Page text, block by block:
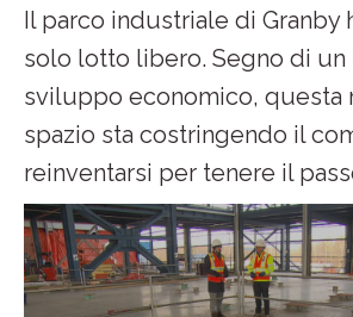
Il parco industriale di Granby
solo lotto libero. Segno di
sviluppo economico, questa
spazio sta costringendo il
reinventarsi per tenere il